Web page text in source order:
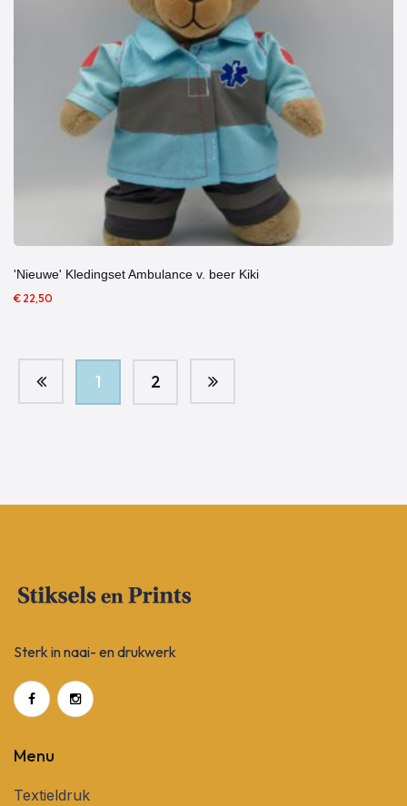
'Nieuwe' Kledingset Ambulance v. beer Kiki
€ 22,50
1 2
Sterk in naai- en drukwerk
Menu
Textieldruk